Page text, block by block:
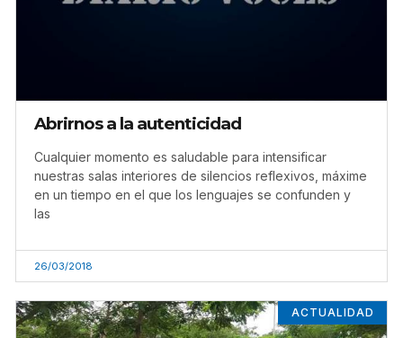
Abrirnos a la autenticidad
Cualquier momento es saludable para intensificar
nuestras salas interiores de silencios reflexivos, máxime
en un tiempo en el que los lenguajes se confunden y
las
26/03/2018
ACTUALIDAD